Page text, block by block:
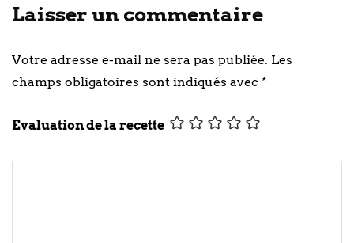
Laisser un commentaire
Votre adresse e-mail ne sera pas publiée. Les
champs obligatoires sont indiqués avec *
Evaluation de la recette